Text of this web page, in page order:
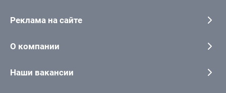
Реклама на сайте
О компании
Наши вакансии